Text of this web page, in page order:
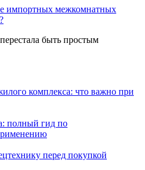
импортных межкомнатных
быть простым
комплекса: что важно при
полный гид по
перед покупкой